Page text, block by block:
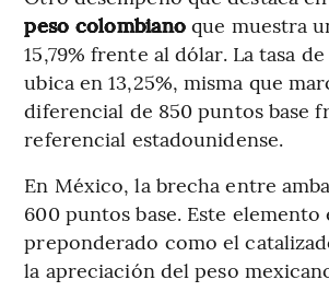
peso colombiano que muestra
15,79% frente al dólar. La tasa
ubica en 13,25%, misma que
diferencial de 850 puntos base
referencial estadounidense.
En México, la brecha entre
600 puntos base. Este elemento
preponderado como el
la apreciación del peso